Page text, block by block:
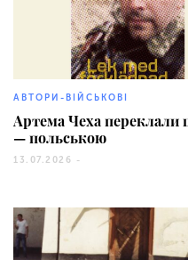
АВТОРИ-ВІЙСЬКОВІ
Артема Чеха переклали
— польською
13.07.2026 -